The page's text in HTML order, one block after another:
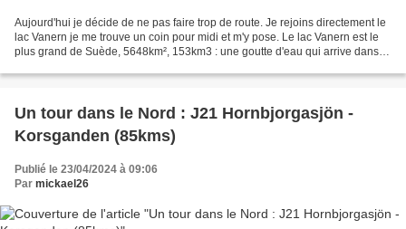
Aujourd'hui je décide de ne pas faire trop de route. Je rejoins directement le
lac Vanern je me trouve un coin pour midi et m'y pose. Le lac Vanern est le
plus grand de Suède, 5648km², 153km3 : une goutte d'eau qui arrive dans
Un tour dans le Nord : J21 Hornbjorgasjön -
Korsganden (85kms)
Publié le 23/04/2024 à 09:06
Par mickael26